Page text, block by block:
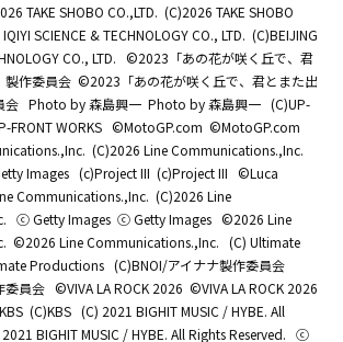
TAKE SHOBO CO.,LTD. (C)2026 TAKE SHOBO
SCIENCE & TECHNOLOGY CO., LTD. (C)BEIJING
CO., LTD. ©2023「あの花が咲く丘で、君
製作委員会 ©2023「あの花が咲く丘で、君とまた出
会 Photo by 森島興一 Photo by 森島興一 (C)UP-
FRONT WORKS ©MotoGP.com ©MotoGP.com
(C)2026 Line Communications.,Inc.
Images (c)Project III (c)Project III ©Luca
Communications.,Inc. (C)2026 Line
ⓒ Getty Images ⓒ Getty Images ©2026 Line
©2026 Line Communications.,Inc. (C) Ultimate
Productions (C)BNOI/アイナナ製作委員会
委員会 ©️VIVA LA ROCK 2026 ©️VIVA LA ROCK 2026
(C)KBS (C) 2021 BIGHIT MUSIC / HYBE. All
BIGHIT MUSIC / HYBE. All Rights Reserved. ⓒ